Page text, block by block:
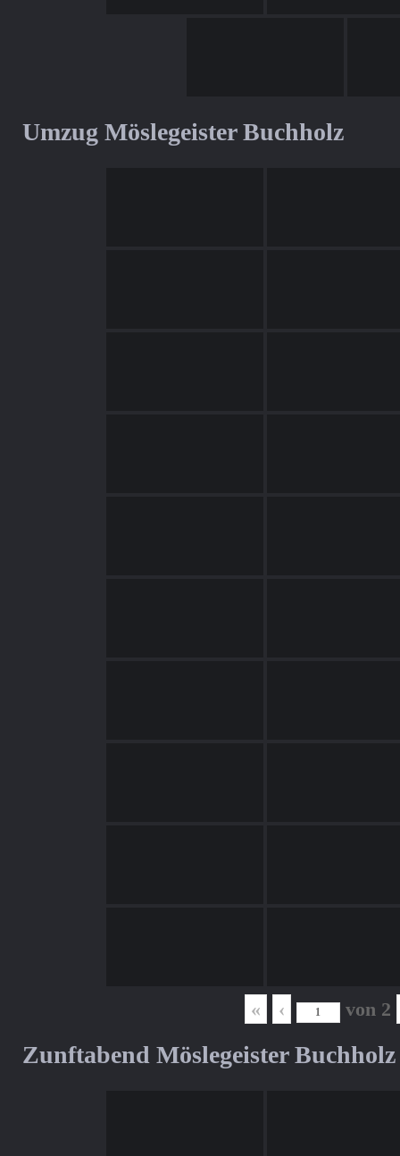
Umzug Möslegeister Buchholz
« ‹ von 2
Zunftabend Möslegeister Buchholz